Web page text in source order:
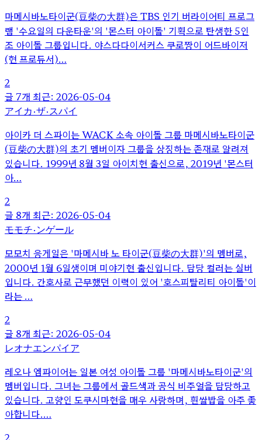
마메시바노타이군(豆柴の大群)은 TBS 인기 버라이어티 프로그
램 '수요일의 다운타운'의 '몬스터 아이돌' 기획으로 탄생한 5인
조 아이돌 그룹입니다. 야스다다이서커스 쿠로짱이 어드바이저
(현 프로듀서)…
2
글 7개 최근: 2026-05-04
アイカ・ザ・スパイ
아이카 더 스파이는 WACK 소속 아이돌 그룹 마메시바노타이군
(豆柴の大群)의 초기 멤버이자 그룹을 상징하는 존재로 알려져
있습니다. 1999년 8월 3일 아이치현 출신으로, 2019년 '몬스터
아…
2
글 8개 최근: 2026-05-04
モモチ・ンゲール
모모치 응게일은 '마메시바 노 타이군(豆柴の大群)'의 멤버로,
2000년 1월 6일생이며 미야기현 출신입니다. 담당 컬러는 실버
입니다. 간호사로 근무했던 이력이 있어 '호스피탈리티 아이돌'이
라는 …
2
글 8개 최근: 2026-05-04
レオナエンパイア
레오나 엠파이어는 일본 여성 아이돌 그룹 '마메시바노타이군'의
멤버입니다. 그녀는 그룹에서 골드색과 공식 비주얼을 담당하고
있습니다. 고향인 도쿠시마현을 매우 사랑하며, 흰쌀밥을 아주 좋
아합니다.…